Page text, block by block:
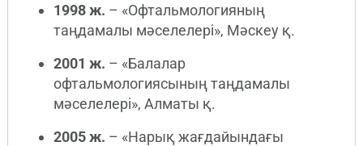
1998 ж. – «Офтальмологияның
таңдамалы мәселелері», Мәскеу қ.
2001 ж. – «Балалар
офтальмологиясының таңдамалы
мәселелері», Алматы қ.
2005 ж. – «Нарық жағдайындағы